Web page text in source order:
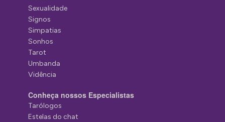
Sexualidade
Signos
Simpatias
Sonhos
Tarot
Umbanda
Vidência
Conheça nossos Especialistas
Tarólogos
Estelas do chat